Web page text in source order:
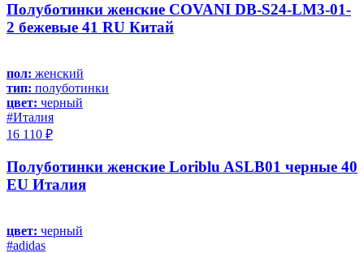
Полуботинки женские COVANI DB-S24-LM3-01-
2 бежевые 41 RU Китай
пол: женский
тип: полуботинки
цвет: черный
#Италия
16 110 ₽
Полуботинки женские Loriblu ASLB01 черные 40
EU Италия
цвет: черный
#adidas